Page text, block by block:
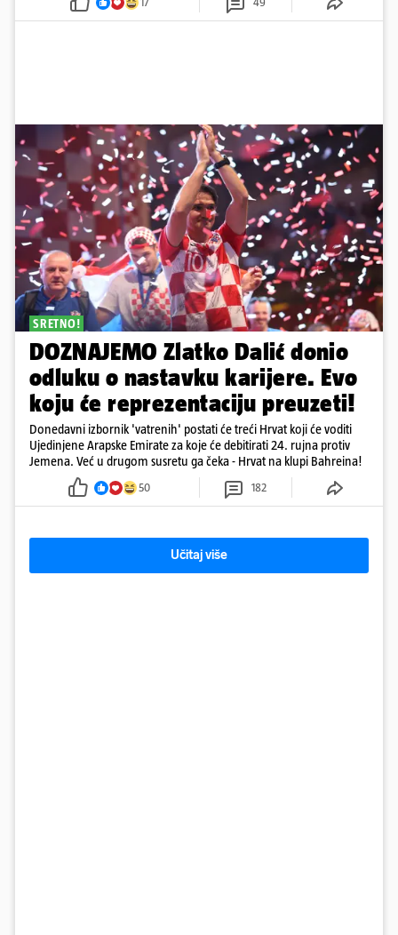
SRETNO!
DOZNAJEMO Zlatko Dalić donio
odluku o nastavku karijere. Evo
koju će reprezentaciju preuzeti!
Donedavni izbornik 'vatrenih' postati će treći Hrvat koji će voditi
Ujedinjene Arapske Emirate za koje će debitirati 24. rujna protiv
Jemena. Već u drugom susretu ga čeka - Hrvat na klupi Bahreina!
50 182
Učitaj više